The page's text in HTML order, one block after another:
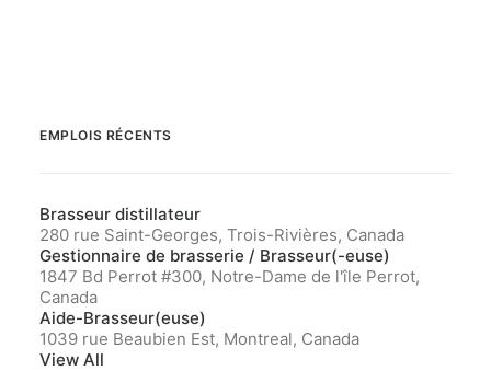
EMPLOIS RÉCENTS
Brasseur distillateur
280 rue Saint-Georges, Trois-Rivières, Canada
Gestionnaire de brasserie / Brasseur(-euse)
1847 Bd Perrot #300, Notre-Dame de l'île Perrot,
Canada
Aide-Brasseur(euse)
1039 rue Beaubien Est, Montreal, Canada
View All